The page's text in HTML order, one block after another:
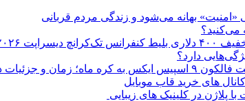
«امنیت» بهانه می‌شود و زندگی مردم قربانی
می‌کنید؟
۲۰۲۶
دارد؟
و جزئیات دقیق حادثه
های خرید قاب موبایل
پلاژن در کلینیک های زیبایی